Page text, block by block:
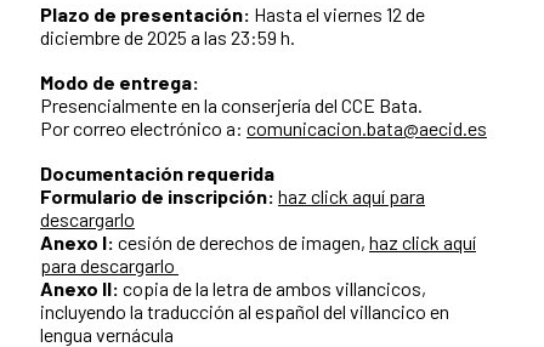
Plazo de presentación: Hasta el viernes 12 de
diciembre de 2025 a las 23:59 h.
Modo de entrega:
Presencialmente en la conserjería del CCE Bata.
Por correo electrónico a: comunicacion.bata@aecid.es
Documentación requerida
Formulario de inscripción: haz click aquí para
descargarlo
Anexo I: cesión de derechos de imagen, haz click aquí
para descargarlo
Anexo II: copia de la letra de ambos villancicos,
incluyendo la traducción al español del villancico en
lengua vernácula